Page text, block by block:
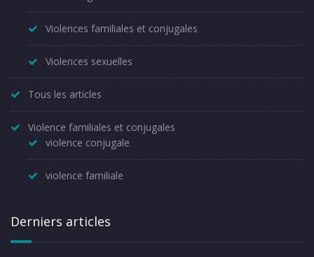
Violences familiales et conjugales
Violences sexuelles
Tous les articles
Violence familiales et conjugales
violence conjugale
violence familiale
Derniers articles